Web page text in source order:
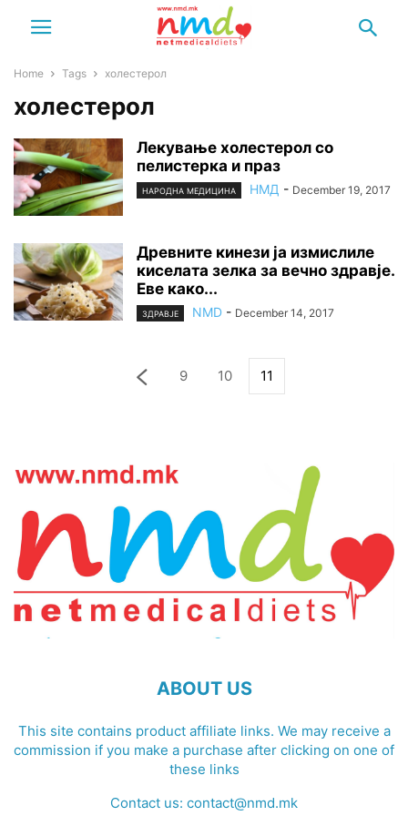
Home Tags холестерол
холестерол
Лекување холестерол со
пелистерка и праз
НАРОДНА МЕДИЦИНА НМД - December 19, 2017
Древните кинези ја измислиле
киселата зелка за вечно здравје.
Еве како...
ЗДРАВЈЕ NMD - December 14, 2017
9 10 11
ABOUT US
This site contains product affiliate links. We may receive a
commission if you make a purchase after clicking on one of
these links
Contact us: contact@nmd.mk